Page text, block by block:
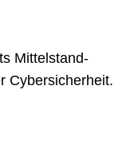
Mittelstand-
Cybersicherheit.